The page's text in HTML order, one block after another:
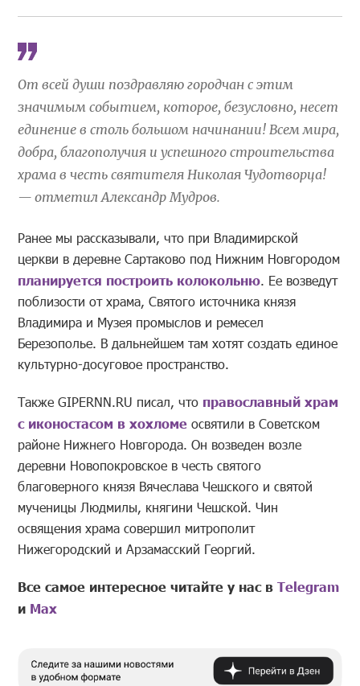
От всей души поздравляю городчан с этим
значимым событием, которое, безусловно, несет
единение в столь большом начинании! Всем мира,
добра, благополучия и успешного строительства
храма в честь святителя Николая Чудотворца!
— отметил Александр Мудров.
Ранее мы рассказывали, что при Владимирской
церкви в деревне Сартаково под Нижним Новгородом
планируется построить колокольню. Ее возведут
поблизости от храма, Святого источника князя
Владимира и Музея промыслов и ремесел
Березополье. В дальнейшем там хотят создать единое
культурно-досуговое пространство.
Также GIPERNN.RU писал, что православный храм
с иконостасом в хохломе освятили в Советском
районе Нижнего Новгорода. Он возведен возле
деревни Новопокровское в честь святого
благоверного князя Вячеслава Чешского и святой
мученицы Людмилы, княгини Чешской. Чин
освящения храма совершил митрополит
Нижегородский и Арзамасский Георгий.
Все самое интересное читайте у нас вTelegram
и Mах